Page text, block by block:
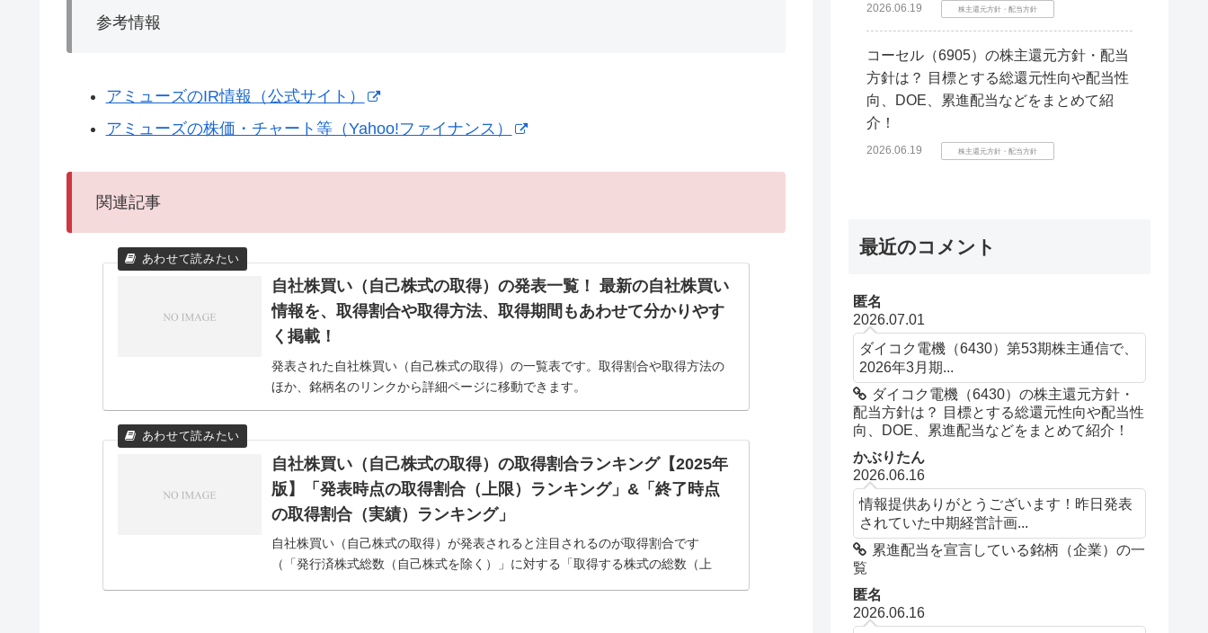
参考情報
アミューズのIR情報（公式サイト）
アミューズの株価・チャート等（Yahoo!ファイナンス）
関連記事
自社株買い（自己株式の取得）の発表一覧！ 最新の自社株買い
情報を、取得割合や取得方法、取得期間もあわせて分かりやす
く掲載！
発表された自社株買い（自己株式の取得）の一覧表です。取得割合や取得方法の
ほか、銘柄名のリンクから詳細ページに移動できます。
自社株買い（自己株式の取得）の取得割合ランキング【2025年
版】「発表時点の取得割合（上限）ランキング」&「終了時点
の取得割合（実績）ランキング」
自社株買い（自己株式の取得）が発表されると注目されるのが取得割合です
（「発行済株式総数（自己株式を除く）」に対する「取得する株式の総数（上
2026.06.19 株主還元方針・配当方針
コーセル（6905）の株主還元方針・配当
方針は？ 目標とする総還元性向や配当性
向、DOE、累進配当などをまとめて紹
介！
2026.06.19 株主還元方針・配当方針
最近のコメント
匿名
2026.07.01
ダイコク電機（6430）第53期株主通信で、
2026年3月期...
ダイコク電機（6430）の株主還元方針・
配当方針は？ 目標とする総還元性向や配当性
向、DOE、累進配当などをまとめて紹介！
かぶりたん
2026.06.16
情報提供ありがとうございます！昨日発表
されていた中期経営計画...
累進配当を宣言している銘柄（企業）の一
覧
匿名
2026.06.16